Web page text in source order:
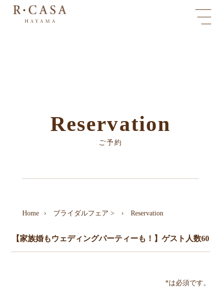
Reservation
ご予約
Home ブライダルフェア > Reservation
*は必須です。